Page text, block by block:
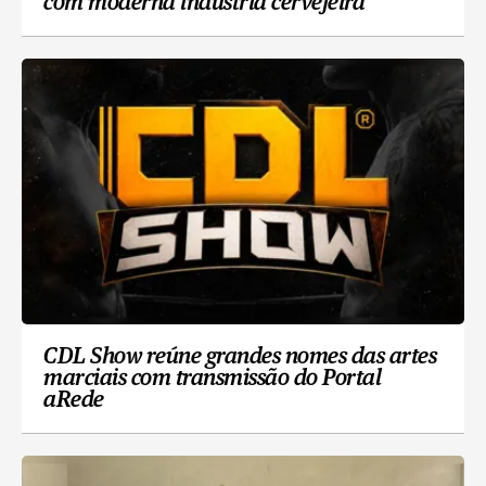
CDL Show reúne grandes nomes das artes
marciais com transmissão do Portal
aRede